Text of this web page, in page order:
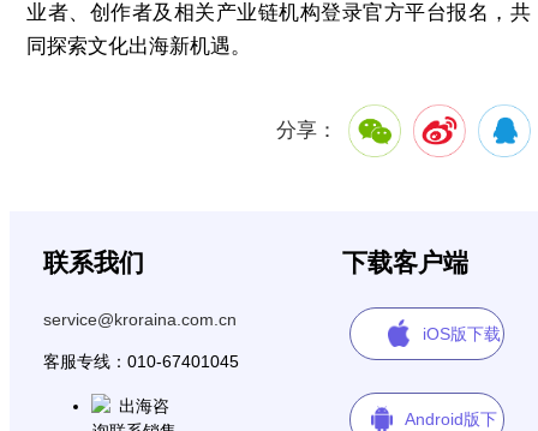
业者、创作者及相关产业链机构登录官方平台报名，共
同探索文化出海新机遇。
分享：
联系我们
service@kroraina.com.cn
客服专线：010-67401045
下载客户端
iOS版下载
Android版下